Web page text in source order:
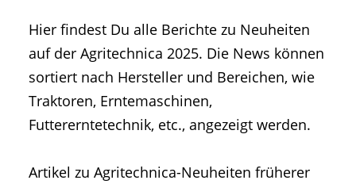
• Landtechnik allgemein
• DLG Testberichte • Vereine und Hobby
• Geschichte und Geschichten
• Messen und Veranstaltungen
• Mitteilung der Redaktion
• Artikel nach Hersteller/Marke
Hier findest Du alle Berichte zu Neuheiten
auf der Agritechnica 2025. Die News können
sortiert nach Hersteller und Bereichen, wie
Traktoren, Erntemaschinen,
Futtererntetechnik, etc., angezeigt werden.
Artikel zu Agritechnica-Neuheiten früherer